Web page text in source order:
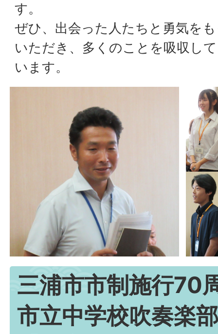
す。
ぜひ、出会った人たちと勇気を
いただき、多くのことを吸収し
います。
三浦市市制施行70
市立中学校吹奏楽